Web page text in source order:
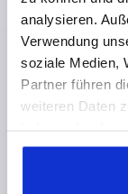
analysieren.
Verwendung
soziale Medien,
Partner führen
weiteren Daten
gesammelt